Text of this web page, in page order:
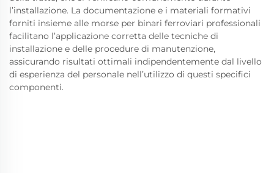
l’installazione. La documentazione e i materiali formativi
forniti insieme alle morse per binari ferroviari professionali
facilitano l’applicazione corretta delle tecniche di
installazione e delle procedure di manutenzione,
assicurando risultati ottimali indipendentemente dal livello
di esperienza del personale nell’utilizzo di questi specifici
componenti.